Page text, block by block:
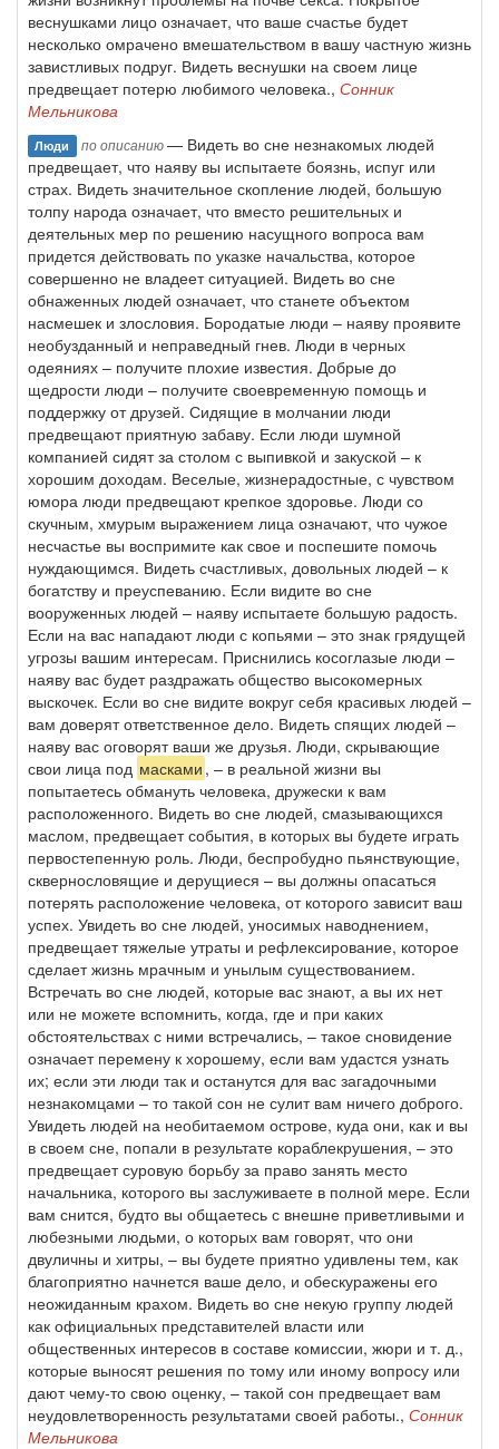
веснушками лицо означает, что ваше счастье будет
несколько омрачено вмешательством в вашу частную жизнь
завистливых подруг. Видеть веснушки на своем лице
предвещает потерю любимого человека., Сонник
Мельникова
Люди по описанию— Видеть во сне незнакомых людей
предвещает, что наяву вы испытаете боязнь, испуг или
страх. Видеть значительное скопление людей, большую
толпу народа означает, что вместо решительных и
деятельных мер по решению насущного вопроса вам
придется действовать по указке начальства, которое
совершенно не владеет ситуацией. Видеть во сне
обнаженных людей означает, что станете объектом
насмешек и злословия. Бородатые люди – наяву проявите
необузданный и неправедный гнев. Люди в черных
одеяниях – получите плохие известия. Добрые до
щедрости люди – получите своевременную помощь и
поддержку от друзей. Сидящие в молчании люди
предвещают приятную забаву. Если люди шумной
компанией сидят за столом с выпивкой и закуской – к
хорошим доходам. Веселые, жизнерадостные, с чувством
юмора люди предвещают крепкое здоровье. Люди со
скучным, хмурым выражением лица означают, что чужое
несчастье вы воспримите как свое и поспешите помочь
нуждающимся. Видеть счастливых, довольных людей – к
богатству и преуспеванию. Если видите во сне
вооруженных людей – наяву испытаете большую радость.
Если на вас нападают люди с копьями – это знак грядущей
угрозы вашим интересам. Приснились косоглазые люди –
наяву вас будет раздражать общество высокомерных
выскочек. Если во сне видите вокруг себя красивых людей –
вам доверят ответственное дело. Видеть спящих людей –
наяву вас оговорят ваши же друзья. Люди, скрывающие
свои лица под масками , – в реальной жизни вы
попытаетесь обмануть человека, дружески к вам
расположенного. Видеть во сне людей, смазывающихся
маслом, предвещает события, в которых вы будете играть
первостепенную роль. Люди, беспробудно пьянствующие,
сквернословящие и дерущиеся – вы должны опасаться
потерять расположение человека, от которого зависит ваш
успех. Увидеть во сне людей, уносимых наводнением,
предвещает тяжелые утраты и рефлексирование, которое
сделает жизнь мрачным и унылым существованием.
Встречать во сне людей, которые вас знают, а вы их нет
или не можете вспомнить, когда, где и при каких
обстоятельствах с ними встречались, – такое сновидение
означает перемену к хорошему, если вам удастся узнать
их; если эти люди так и останутся для вас загадочными
незнакомцами – то такой сон не сулит вам ничего доброго.
Увидеть людей на необитаемом острове, куда они, как и вы
в своем сне, попали в результате кораблекрушения, – это
предвещает суровую борьбу за право занять место
начальника, которого вы заслуживаете в полной мере. Если
вам снится, будто вы общаетесь с внешне приветливыми и
любезными людьми, о которых вам говорят, что они
двуличны и хитры, – вы будете приятно удивлены тем, как
благоприятно начнется ваше дело, и обескуражены его
неожиданным крахом. Видеть во сне некую группу людей
как официальных представителей власти или
общественных интересов в составе комиссии, жюри и т. д.,
которые выносят решения по тому или иному вопросу или
дают чему-то свою оценку, – такой сон предвещает вам
неудовлетворенность результатами своей работы., Сонник
Мельникова